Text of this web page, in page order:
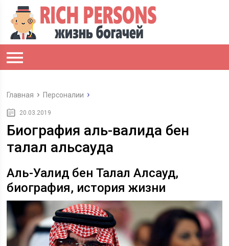
Главная Персоналии
20.03.2019
Биография аль-валида бен
талал альсауда
Аль-Уалид бен Талал Алсауд,
биография, история жизни